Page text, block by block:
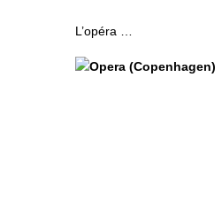
L’opéra …